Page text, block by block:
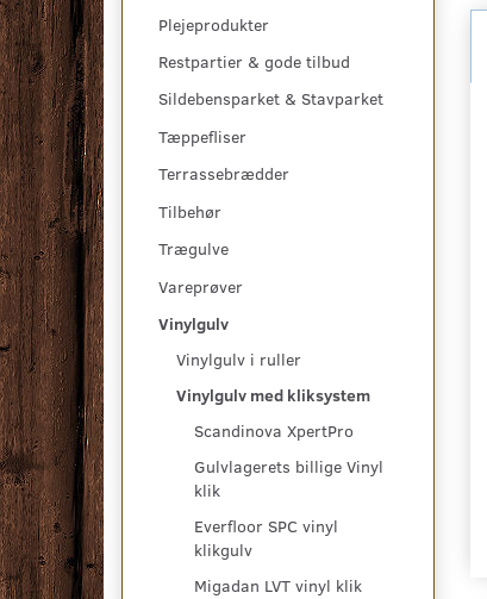
Plejeprodukter
Restpartier & gode tilbud
Sildebensparket & Stavparket
Tæppefliser
Terrassebrædder
Tilbehør
Trægulve
Vareprøver
Vinylgulv
Vinylgulv i ruller
Vinylgulv med kliksystem
Scandinova XpertPro
Gulvlagerets billige Vinyl
klik
Everfloor SPC vinyl
klikgulv
Migadan LVT vinyl klik